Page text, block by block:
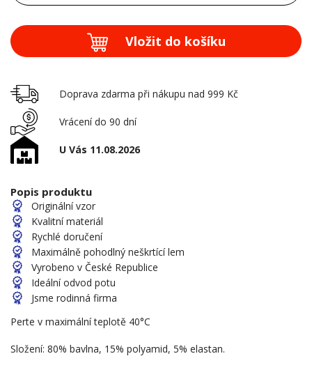
Vložit do košíku
Doprava zdarma při nákupu nad 999 Kč
Vrácení do 90 dní
U Vás 11.08.2026
Popis produktu
Originální vzor
Kvalitní materiál
Rychlé doručení
Maximálně pohodlný neškrtící lem
Vyrobeno v České Republice
Ideální odvod potu
Jsme rodinná firma
Perte v maximální teplotě 40°C
Složení: 80% bavlna, 15% polyamid, 5% elastan.